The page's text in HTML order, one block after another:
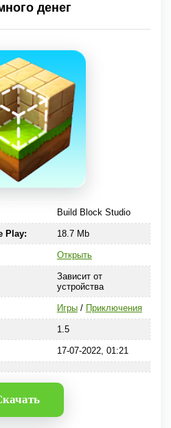
денег
Build Block Studio
Play: 18.7 Mb
Открыть
Зависит от
устройства
Игры/ Приключения
1.5
17-07-2022, 01:21